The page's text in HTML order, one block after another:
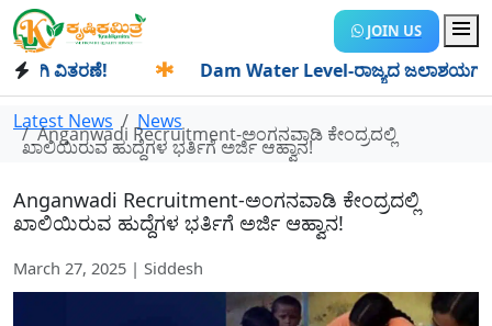
JOIN US
ವಿತರಣೆ! Dam Water Level-ರಾಜ್ಯದ ಜಲಾಶಯಗಳಿಗೆ
Latest News News
Anganwadi Recruitment-ಅಂಗನವಾಡಿ ಕೇಂದ್ರದಲ್ಲಿ
ಖಾಲಿಯಿರುವ ಹುದ್ದೆಗಳ ಭರ್ತಿಗೆ ಅರ್ಜಿ ಆಹ್ವಾನ!
Anganwadi Recruitment-ಅಂಗನವಾಡಿ ಕೇಂದ್ರದಲ್ಲಿ
ಖಾಲಿಯಿರುವ ಹುದ್ದೆಗಳ ಭರ್ತಿಗೆ ಅರ್ಜಿ ಆಹ್ವಾನ!
March 27, 2025 | Siddesh